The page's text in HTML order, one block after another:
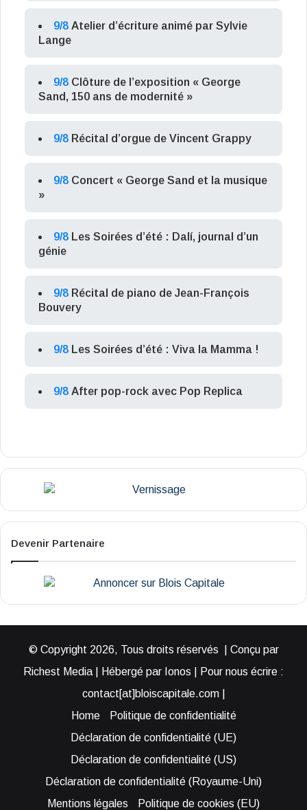
9/8 Atelier d’écriture animé par Sylvie
Lange
9/8 Clôture de l’exposition « George
Sand, 150 ans de modernité »
9/8 Récital d’orgue de Vincent Grappy
9/8 Concert « George Sand et la musique
»
9/8 Les Soirées d’été : Dalí, journal d’un
génie
9/8 Récital de piano de Jean-François
Bouvery
9/8 Les Soirées d’été : Viva la Mamma !
9/8 After pop-rock avec Pop Replica
Devenir Partenaire
© Copyright 2026, Tous droits réservés | Conçu par
Richest Media | Hébergé par Ionos | Pour nous écrire :
contact[at]bloiscapitale.com |
Home
Politique de confidentialité
Déclaration de confidentialité (UE)
Déclaration de confidentialité (US)
Déclaration de confidentialité (Royaume-Uni)
Mentions légales
Politique de cookies (EU)